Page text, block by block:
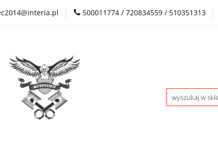
500011774 / 720834559 / 510351313
Sklep Auto Części Regulamin sklepu
Kontakt